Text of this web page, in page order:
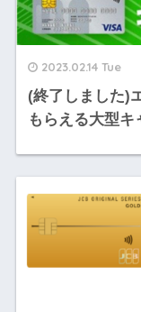
2023.02.14 Tue
(終了しました)
もらえる大型